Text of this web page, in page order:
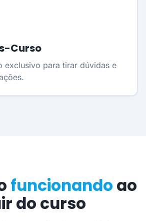
Curso
exclusivo para tirar dúvidas e
funcionando ao
do curso